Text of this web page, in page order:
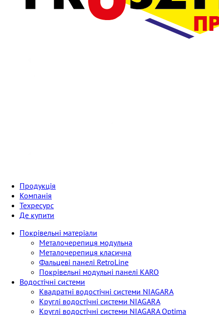
Продукція
Компанія
Техресурс
Де купити
Покрівельні матеріали
Металoчерепиця модульна
Металoчерепиця класична
Фальцеві панелі RetroLine
Покрівельні модульні панелі KARO
Водостічні системи
Квадратні водостічні системи NIAGARA
Круглі водостічні системи NIAGARA
Круглі водостічні системи NIAGARA Optima